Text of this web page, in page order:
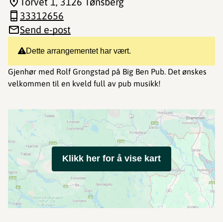
Dette arrangementet har vært.
Gjenhør med Rolf Grongstad på Big Ben Pub. Det ønskes
velkommen til en kveld full av pub musikk!
33312656
Send e-post
Klikk her for å vise kart